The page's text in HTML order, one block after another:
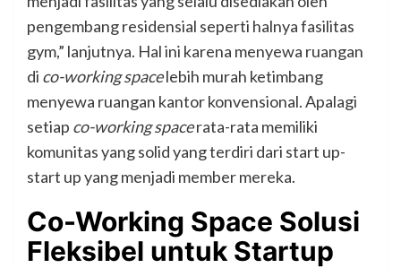
pengembang residensial seperti halnya fasilitas
gym,” lanjutnya. Hal ini karena menyewa ruangan
di co-working spacelebih murah ketimbang
menyewa ruangan kantor konvensional. Apalagi
setiap co-working spacerata-rata memiliki
komunitas yang solid yang terdiri dari start up-
start up yang menjadi member mereka.
Co-Working Space Solusi
Fleksibel untuk Startup